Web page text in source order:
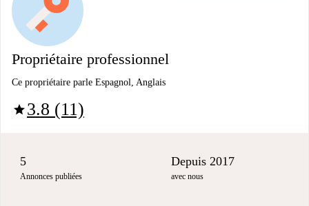
Propriétaire professionnel
Ce propriétaire parle Espagnol, Anglais
star3.8 (11)
5
Annonces publiées
Depuis 2017
avec nous